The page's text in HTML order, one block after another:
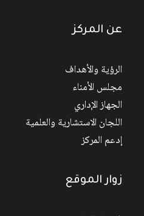
عن المركز
الرؤية والأهداف
مجلس الأمناء
الجهاز الإداري
اللجان الاستشارية والعلمية
إدعم المركز
زوار الموقع